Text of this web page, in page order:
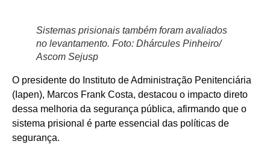
Sistemas prisionais também foram avaliados
no levantamento. Foto: Dhárcules Pinheiro/
Ascom Sejusp
O presidente do Instituto de Administração Penitenciária
(Iapen), Marcos Frank Costa, destacou o impacto direto
dessa melhoria da segurança pública, afirmando que o
sistema prisional é parte essencial das políticas de
segurança.